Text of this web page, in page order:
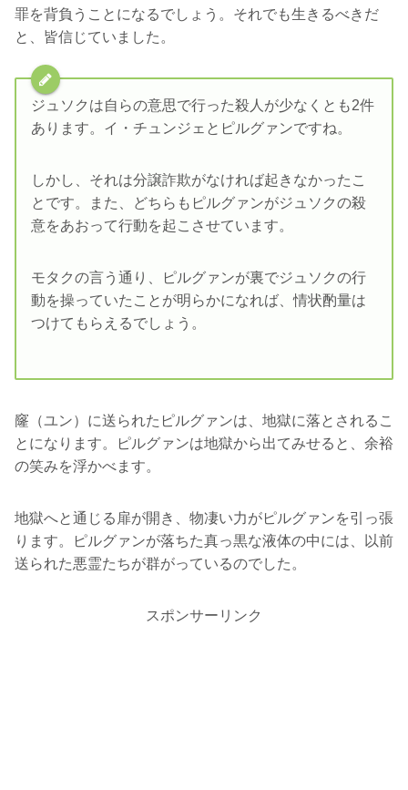
罪を背負うことになるでしょう。それでも生きるべきだ
と、皆信じていました。
ジュソクは自らの意思で行った殺人が少なくとも2件
あります。イ・チュンジェとピルグァンですね。
しかし、それは分譲詐欺がなければ起きなかったこ
とです。また、どちらもピルグァンがジュソクの殺
意をあおって行動を起こさせています。
モタクの言う通り、ピルグァンが裏でジュソクの行
動を操っていたことが明らかになれば、情状酌量は
つけてもらえるでしょう。
窿（ユン）に送られたピルグァンは、地獄に落とされるこ
とになります。ピルグァンは地獄から出てみせると、余裕
の笑みを浮かべます。
地獄へと通じる扉が開き、物凄い力がピルグァンを引っ張
ります。ピルグァンが落ちた真っ黒な液体の中には、以前
送られた悪霊たちが群がっているのでした。
スポンサーリンク